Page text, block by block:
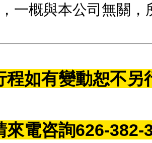
一概與本公司無關
程如有變動恕不另
來電咨詢626-382-